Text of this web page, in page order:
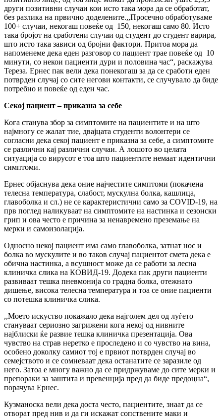
други позитивни случаи кои исто така мора да се обработат,
без разлика на првично доделените.,,Просечно обработуваме
100+ случаи, некогаш повеќе од 150, некогаш само 80. Исто
така бројот на сработени случаи од студент до студент варира,
што исто така зависи од бројни фактори. Притоа мора да
напоменеме дека еден разговор со пациент трае повеќе од 10
минути, со некои пациенти дури и половина час“, раскажува
Тереза. Ернес пак вели дека понекогаш за да се сработи еден
потврден случај со сите негови контакти, се случувало да биде
потребно и повеќе од еден час.
Секој пациент – приказна за себе
Кога станува збор за симптомите на пациентите и на што
најмногу се жалат тие, двајцата студенти волонтери се
согласни дека секој пациент е приказна за себе, а симптомите
се различни кај различни случаи. А лошото во целата
ситуација со вирусот е тоа што пациентите немаат идентични
симптоми.
Ернес објаснува дека оние најчестите симптоми (покачена
телесна температура, слабост, мускулна болка, кашлица,
главоболка и сл.) не се карактеристични само за COVID-19, на
прв поглед наликуваат на симптомите на настинка и сезонски
грип и ова често е причина за ненавремено преземање на
мерки и самоизолација.
Односно некој пациент има само главоболка, затнат нос и
болка во мускулите и во таков случај пациентот смета дека е
обична настинка, а всушност може да се работи за лесна
клиничка слика на КОВИД-19. Додека пак други пациенти
развиваат тешка пневмонија со градна болка, отежнато
дишење, висока телесна температура и тоа се оние пациенти
со потешка клиничка слика.
,,Моето искуство покажало дека најголем дел од луѓето
стануваат сериозно загрижени кога некој од нивните
најблиски ќе развие тешка клиничка презентација. Ова
чувство на страв неретко е проследено и со чувство на вина,
особено доколку самиот тој е првиот потврден случај во
семејството и се сомневаат дека останатите се заразиле од
него. Затоа е многу важно да се придржуваме до сите мерки и
препораки за заштита и превенција пред да биде предоцна“,
порачува Ернес.
Кузманоска вели дека доста често, пациентите, знаат да се
отворат пред нив и да ги искажат сопствените маки и